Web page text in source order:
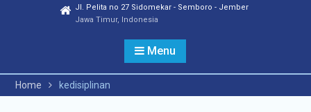
Jl. Pelita no 27 Sidomekar - Semboro - Jember
Jawa Timur, Indonesia
Menu
Home kedisiplinan